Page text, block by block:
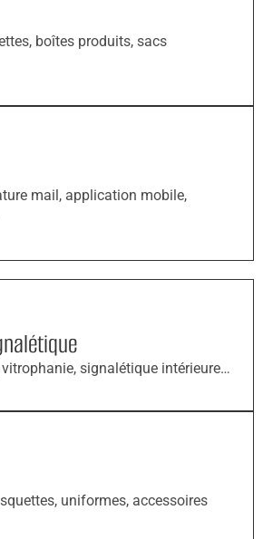
boîtes produits, sacs
mail, application mobile,
signalétique intérieure…
uniformes, accessoires